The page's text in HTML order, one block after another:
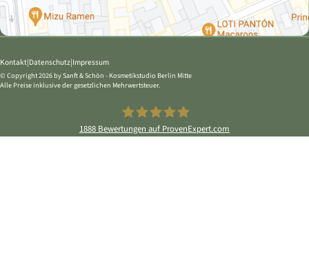
Kontakt Datenschutz Impressum
© Copyright 2026 bySanft & Schön - Kosmetikstudio Berlin Mitte
Alle Preise inklusive der gesetzlichen Mehrwertsteuer.
1888 Bewertungen auf ProvenExpert.com